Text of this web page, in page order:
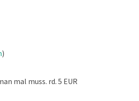
)
mal muss. rd. 5 EUR